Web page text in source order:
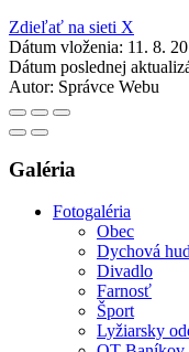
Zdieľať na sieti X
Dátum vloženia: 11. 8.
Dátum poslednej
Autor: Správce Webu
Galéria
Fotogaléria
Obec
Dychová
Divadlo
Farnosť
Šport
Lyžiarsky